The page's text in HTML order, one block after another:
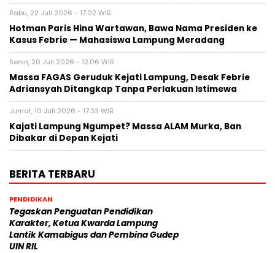
Rabu, 22 Juli 2026 - 17:02 WIB
Hotman Paris Hina Wartawan, Bawa Nama Presiden ke
Kasus Febrie — Mahasiswa Lampung Meradang
Senin, 20 Juli 2026 - 12:06 WIB
Massa FAGAS Geruduk Kejati Lampung, Desak Febrie
Adriansyah Ditangkap Tanpa Perlakuan Istimewa
Jumat, 10 Juli 2026 - 17:33 WIB
Kajati Lampung Ngumpet? Massa ALAM Murka, Ban
Dibakar di Depan Kejati
BERITA TERBARU
PENDIDIKAN
Tegaskan Penguatan Pendidikan
Karakter, Ketua Kwarda Lampung
Lantik Kamabigus dan Pembina Gudep
UIN RIL